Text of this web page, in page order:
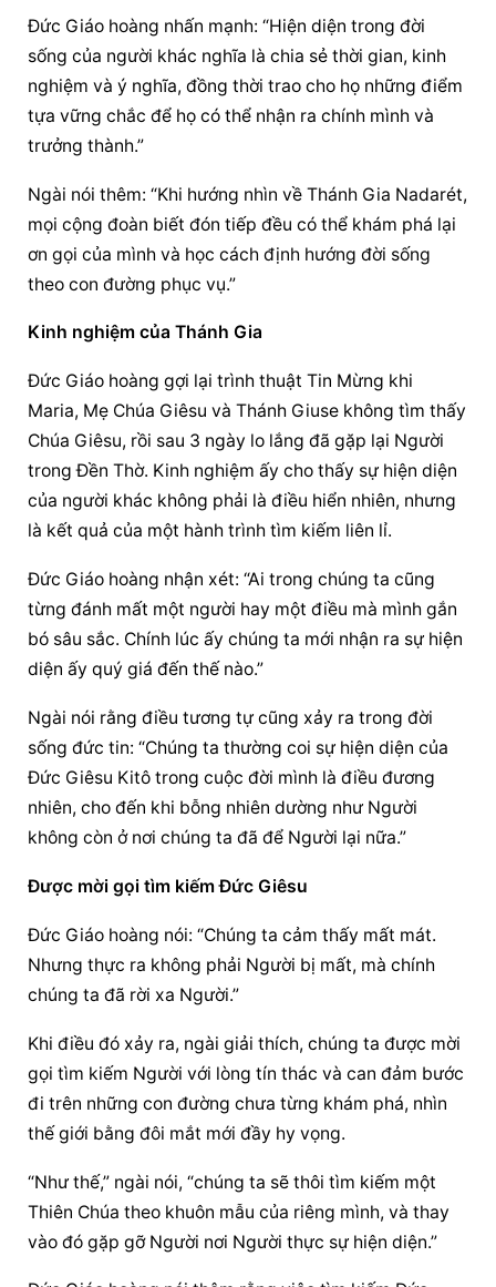
Đức Giáo hoàng nhấn mạnh: “Hiện diện trong đời
sống của người khác nghĩa là chia sẻ thời gian, kinh
nghiệm và ý nghĩa, đồng thời trao cho họ những điểm
tựa vững chắc để họ có thể nhận ra chính mình và
trưởng thành.”
Ngài nói thêm: “Khi hướng nhìn về Thánh Gia Nadarét,
mọi cộng đoàn biết đón tiếp đều có thể khám phá lại
ơn gọi của mình và học cách định hướng đời sống
theo con đường phục vụ.”
Kinh nghiệm của Thánh Gia
Đức Giáo hoàng gợi lại trình thuật Tin Mừng khi
Maria, Mẹ Chúa Giêsu và Thánh Giuse không tìm thấy
Chúa Giêsu, rồi sau 3 ngày lo lắng đã gặp lại Người
trong Đền Thờ. Kinh nghiệm ấy cho thấy sự hiện diện
của người khác không phải là điều hiển nhiên, nhưng
là kết quả của một hành trình tìm kiếm liên lỉ.
Đức Giáo hoàng nhận xét: “Ai trong chúng ta cũng
từng đánh mất một người hay một điều mà mình gắn
bó sâu sắc. Chính lúc ấy chúng ta mới nhận ra sự hiện
diện ấy quý giá đến thế nào.”
Ngài nói rằng điều tương tự cũng xảy ra trong đời
sống đức tin: “Chúng ta thường coi sự hiện diện của
Đức Giêsu Kitô trong cuộc đời mình là điều đương
nhiên, cho đến khi bỗng nhiên dường như Người
không còn ở nơi chúng ta đã để Người lại nữa.”
Được mời gọi tìm kiếm Đức Giêsu
Đức Giáo hoàng nói: “Chúng ta cảm thấy mất mát.
Nhưng thực ra không phải Người bị mất, mà chính
chúng ta đã rời xa Người.”
Khi điều đó xảy ra, ngài giải thích, chúng ta được mời
gọi tìm kiếm Người với lòng tín thác và can đảm bước
đi trên những con đường chưa từng khám phá, nhìn
thế giới bằng đôi mắt mới đầy hy vọng.
“Như thế,” ngài nói, “chúng ta sẽ thôi tìm kiếm một
Thiên Chúa theo khuôn mẫu của riêng mình, và thay
vào đó gặp gỡ Người nơi Người thực sự hiện diện.”